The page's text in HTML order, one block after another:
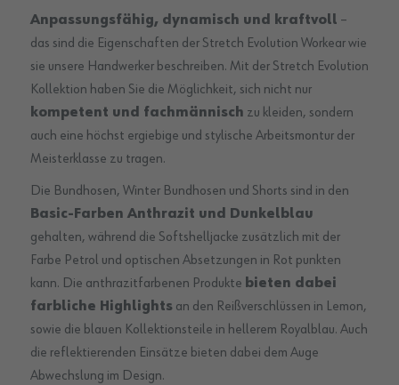
Anpassungsfähig, dynamisch und kraftvoll –
das sind die Eigenschaften der Stretch Evolution Workear wie
sie unsere Handwerker beschreiben. Mit der Stretch Evolution
Kollektion haben Sie die Möglichkeit, sich nicht nur
kompetent und fachmännisch zu kleiden, sondern
auch eine höchst ergiebige und stylische Arbeitsmontur der
Meisterklasse zu tragen.
Die Bundhosen, Winter Bundhosen und Shorts sind in den
Basic-Farben Anthrazit und Dunkelblau
gehalten, während die Softshelljacke zusätzlich mit der
Farbe Petrol und optischen Absetzungen in Rot punkten
kann. Die anthrazitfarbenen Produkte bieten dabei
farbliche Highlights an den Reißverschlüssen in Lemon,
sowie die blauen Kollektionsteile in hellerem Royalblau. Auch
die reflektierenden Einsätze bieten dabei dem Auge
Abwechslung im Design.